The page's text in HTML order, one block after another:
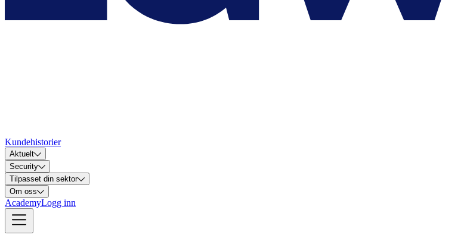
Kundehistorier
Aktuelt
Security
Tilpasset din sektor
Om oss
AcademyLogg inn